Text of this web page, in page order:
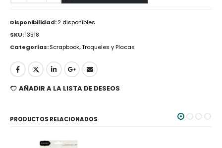
Disponibilidad:2 disponibles
SKU:13518
Categorías:Scrapbook,Troqueles y Placas
AÑADIR A LA LISTA DE DESEOS
PRODUCTOS RELACIONADOS